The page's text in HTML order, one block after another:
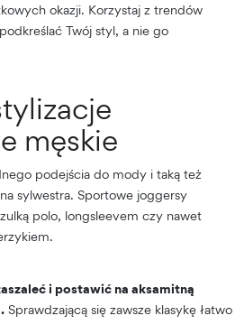
okazji. Korzystaj z trendów
Twój styl, a nie go
męskie
podejścia do mody i taką też
sylwestra. Sportowe joggersy
polo, longsleevem czy nawet
i postawić na aksamitną
Sprawdzającą się zawsze klasykę łatwo